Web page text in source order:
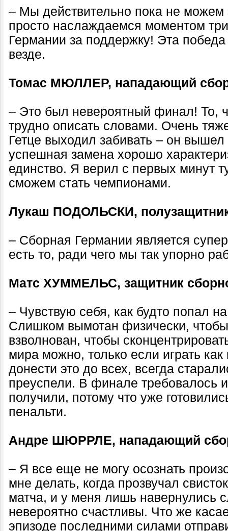
– Мы действительно пока не можем
просто наслаждаемся моментом
Германии за поддержку! Эта победа
везде.
Томас МЮЛЛЕР, нападающий
– Это был невероятный финал! То,
трудно описать словами. Очень
Гетце выходил забивать – он
успешная замена хорошо
единство. Я верил с первых минут
сможем стать чемпионами.
Лукаш ПОДОЛЬСКИ,
– Сборная Германии является
есть то, ради чего мы так упорно
Матс ХУММЕЛЬС, защитник
– Чувствую себя, как будто попал
Слишком вымотан физически,
взволнован, чтобы
мира можно, только если играть
донести это до всех, всегда
преуспели. В финале требовалось
получили, потому что уже
пенальти.
Андре ШЮРРЛЕ, нападающий
– Я все еще не могу осознать
мне делать, когда прозвучал
матча, и у меня лишь навернулись
невероятно счастливы. Что же
эпизоде последними силами